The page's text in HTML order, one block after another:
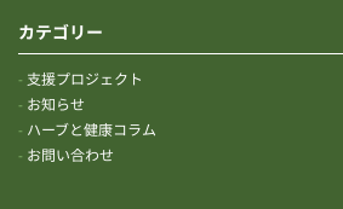
カテゴリー
支援プロジェクト
お知らせ
ハーブと健康コラム
お問い合わせ